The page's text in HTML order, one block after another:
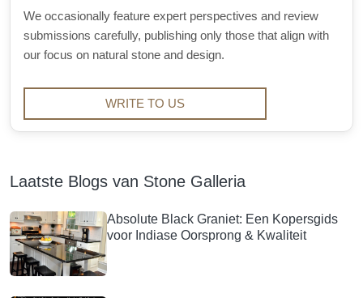
We occasionally feature expert perspectives and review
submissions carefully, publishing only those that align with
our focus on natural stone and design.
WRITE TO US
Laatste Blogs van Stone Galleria
Absolute Black Graniet: Een Kopersgids
voor Indiase Oorsprong & Kwaliteit